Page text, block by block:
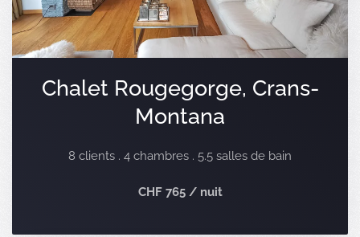
Chalet Rougegorge, Crans-
Montana
8 clients . 4 chambres . 5.5 salles de bain
CHF 765 / nuit